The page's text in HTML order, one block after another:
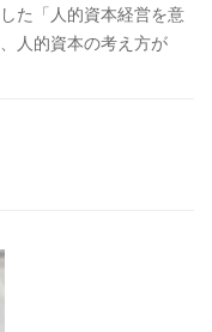
た「人的資本経営を意
人的資本の考え方が